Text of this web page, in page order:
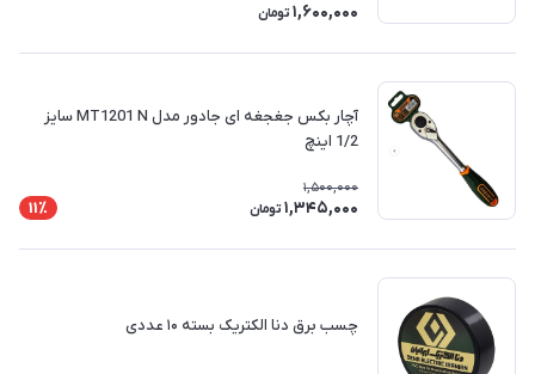
1,600,000 تومان
آچار بکس جغجغه ای جادور مدل MT1201 N سایز
1/2 اینچ
1,500,000
1,345,000 تومان 11٪
چسب برق دنا الکتریک بسته ۱۰ عددی